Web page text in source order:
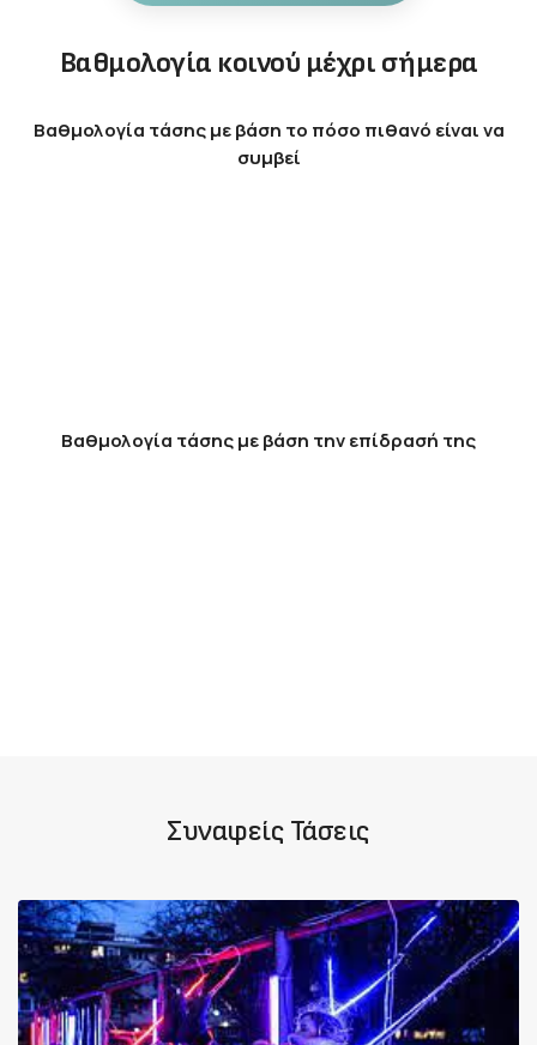
Βαθμολογία κοινού μέχρι σήμερα
Βαθμολογία τάσης με βάση το πόσο πιθανό είναι να
συμβεί
Βαθμολογία τάσης με βάση την επίδρασή της
Συναφείς Τάσεις